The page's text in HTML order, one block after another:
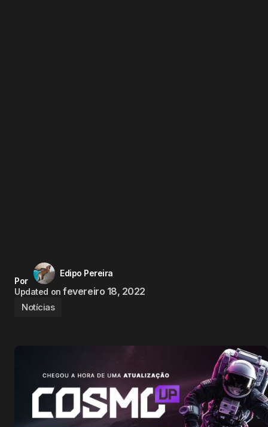
Por
Edipo Pereira
Updated on fevereiro 18, 2022
Notícias